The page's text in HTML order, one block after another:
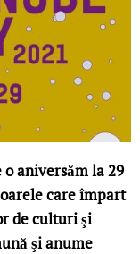
aniversăm la 29
care împart
de culturi şi
şi anume